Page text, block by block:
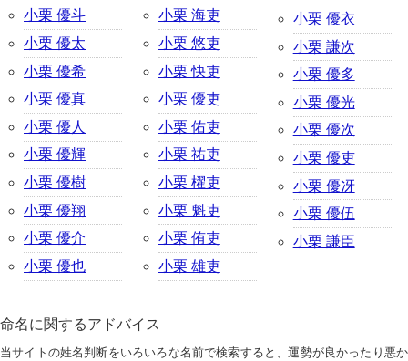
小栗 優斗
小栗 優太
小栗 優希
小栗 優真
小栗 優人
小栗 優輝
小栗 優樹
小栗 優翔
小栗 優介
小栗 優也
小栗 海吏
小栗 悠吏
小栗 快吏
小栗 優吏
小栗 佑吏
小栗 祐吏
小栗 櫂吏
小栗 魁吏
小栗 侑吏
小栗 雄吏
小栗 優衣
小栗 謙次
小栗 優多
小栗 優光
小栗 優次
小栗 優吏
小栗 優冴
小栗 優伍
小栗 謙臣
命名に関するアドバイス
当サイトの姓名判断をいろいろな名前で検索すると、運勢が良かったり悪か